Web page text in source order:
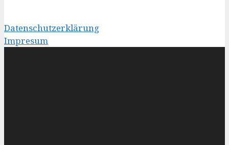
Datenschutzerklärung
Impresum